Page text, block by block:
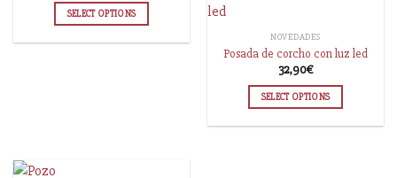
SELECT OPTIONS
NOVEDADES
Posada de corcho con luz led
32,90€
SELECT OPTIONS